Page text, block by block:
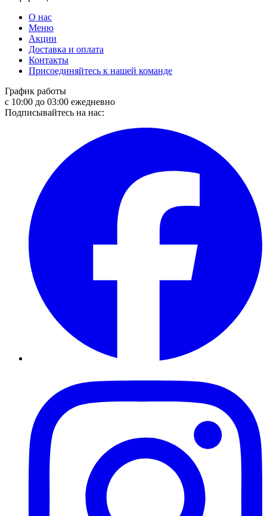
О нас
Меню
Акции
Доставка и оплата
Контакты
Присоединяйтесь к нашей команде
График работы
с 10:00 до 03:00 ежедневно
Подписывайтесь на нас: